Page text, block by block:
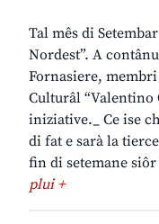
Tal mês di
Nordest”. A
Fornasiere,
Culturâl “Valentino
iniziative._ Ce ise
di fat e sarà la
fin di setemane
plui +